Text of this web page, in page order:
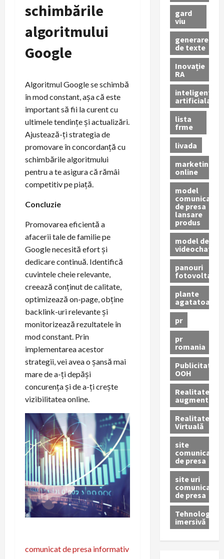
schimbările
algoritmului
Google
Algoritmul Google se schimbă
în mod constant, așa că este
important să fii la curent cu
ultimele tendințe și actualizări.
Ajustează-ți strategia de
promovare în concordanță cu
schimbările algoritmului
pentru a te asigura că rămâi
competitiv pe piață.
Concluzie
Promovarea eficientă a
afacerii tale de familie pe
Google necesită efort și
dedicare continuă. Identifică
cuvintele cheie relevante,
creează conținut de calitate,
optimizează on-page, obține
backlink-uri relevante și
monitorizează rezultatele în
mod constant. Prin
implementarea acestor
strategii, vei avea o șansă mai
mare de a-ți depăși
concurența și de a-ți crește
vizibilitatea online.
N
comunicat de presa informativ
gard
viu
generare
de texte
Inovație
RA
inteligenta
artificiala
lista
frme
livada
marketing
online
model
comunicat
de presa
lansare
produs
model de
videochat
panouri
fotovoltaice
plante
agatatoare
pr
pr
romania
Publicitate
OOH
Realitatea
augmentată
Realitatea
Virtuală
site
comunicate
de presa
site uri
comunicate
de presa
Tehnologie
imersivă